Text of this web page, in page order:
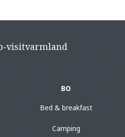
BO
Bed & breakfast
Camping